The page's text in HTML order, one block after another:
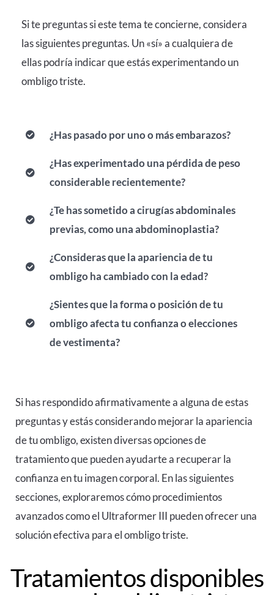
Si te preguntas si este tema te concierne, considera
las siguientes preguntas. Un «sí» a cualquiera de
ellas podría indicar que estás experimentando un
ombligo triste.
¿Has pasado por uno o más embarazos?
¿Has experimentado una pérdida de peso
considerable recientemente?
¿Te has sometido a cirugías abdominales
previas, como una abdominoplastia?
¿Consideras que la apariencia de tu
ombligo ha cambiado con la edad?
¿Sientes que la forma o posición de tu
ombligo afecta tu confianza o elecciones
de vestimenta?
Si has respondido afirmativamente a alguna de estas
preguntas y estás considerando mejorar la apariencia
de tu ombligo, existen diversas opciones de
tratamiento que pueden ayudarte a recuperar la
confianza en tu imagen corporal. En las siguientes
secciones, exploraremos cómo procedimientos
avanzados como el Ultraformer III pueden ofrecer una
solución efectiva para el ombligo triste.
Tratamientos disponibles